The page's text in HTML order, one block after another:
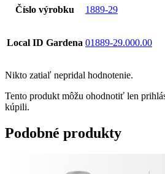
Číslo výrobku 1889-29
Local ID Gardena 01889-29.000.00
Nikto zatiaľ nepridal hodnotenie.
Tento produkt môžu ohodnotiť len
kúpili.
Podobné produkty